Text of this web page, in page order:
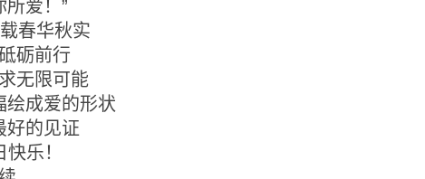
所爱！”
春华秋实
砺前行
无限可能
绘成爱的形状
好的见证
乐！